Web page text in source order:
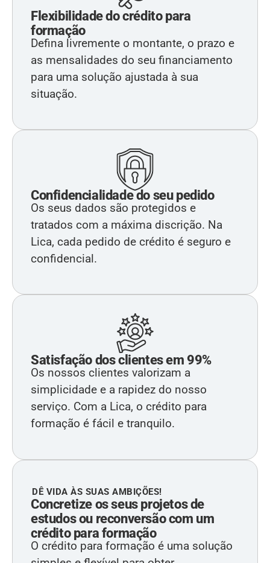
Flexibilidade do crédito para
formação
Defina livremente o montante, o prazo e
as mensalidades do seu financiamento
para uma solução ajustada à sua
situação.
Confidencialidade do seu pedido
Os seus dados são protegidos e
tratados com a máxima discrição. Na
Lica, cada pedido de crédito é seguro e
confidencial.
Satisfação dos clientes em 99%
Os nossos clientes valorizam a
simplicidade e a rapidez do nosso
serviço. Com a Lica, o crédito para
formação é fácil e tranquilo.
DÊ VIDA ÀS SUAS AMBIÇÕES!
Concretize os seus projetos de
estudos ou reconversão com um
crédito para formação
O crédito para formação é uma solução